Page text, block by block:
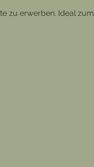
zu erwerben. Ideal zum